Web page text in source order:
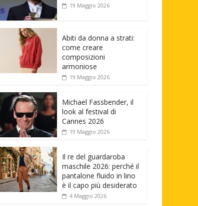
19 Maggio 2026
Abiti da donna a strati:
come creare
composizioni
armoniose
19 Maggio 2026
Michael Fassbender, il
look al festival di
Cannes 2026
19 Maggio 2026
Il re del guardaroba
maschile 2026: perché il
pantalone fluido in lino
è il capo più desiderato
4 Maggio 2026